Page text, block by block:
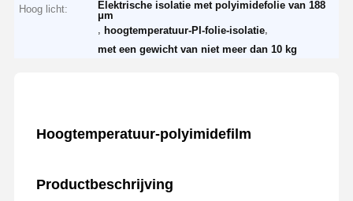
Hoog licht:
Elektrische isolatie met polyimidefolie van 188
μm
hoogtemperatuur-PI-folie-isolatie
met een gewicht van niet meer dan 10 kg
Hoogtemperatuur-polyimidefilm
Productbeschrijving